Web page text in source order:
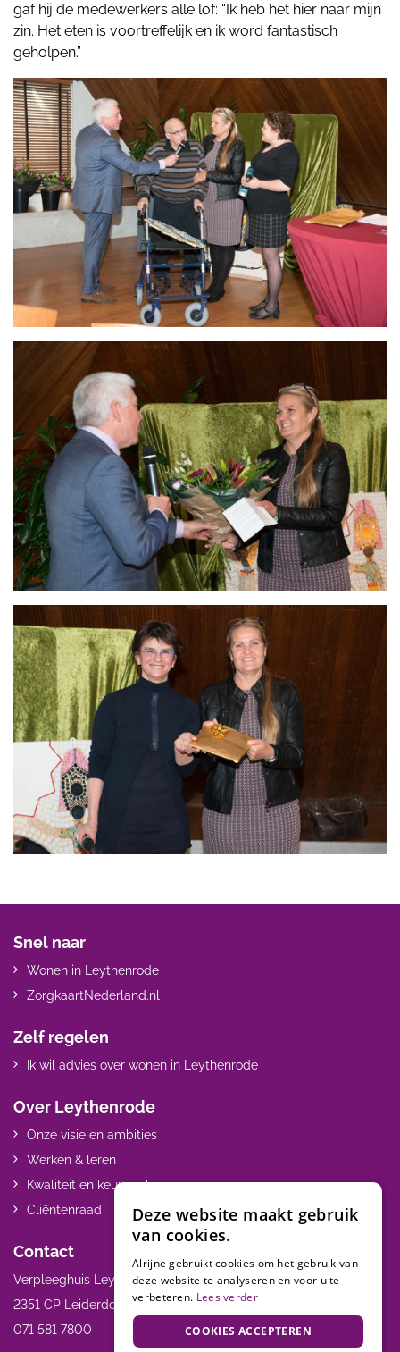
gaf hij de medewerkers alle lof: “Ik heb het hier naar mijn
zin. Het eten is voortreffelijk en ik word fantastisch
geholpen.”
Snel naar
Wonen in Leythenrode
ZorgkaartNederland.nl
Zelf regelen
Ik wil advies over wonen in Leythenrode
Over Leythenrode
Onze visie en ambities
Werken & leren
Kwaliteit en keurmerken
Cliëntenraad
Contact
Verpleeghuis Leythenrode Hoogmadeseweg 55
2351 CP Leiderdorp
071 581 7800
Deze website maakt gebruik
van cookies.
Alrijne gebruikt cookies om het gebruik van
deze website te analyseren en voor u te
verbeteren. Lees verder
COOKIES ACCEPTEREN